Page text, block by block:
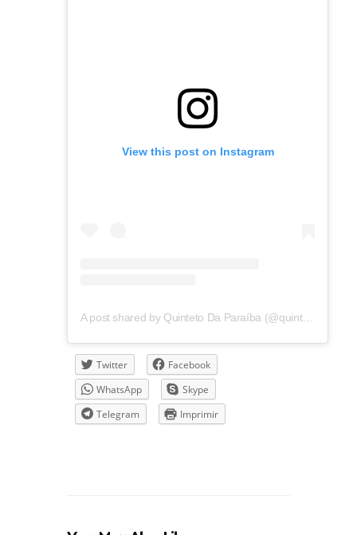
View this post on Instagram
A post shared by Quinteto Da Paraíba (@quintetodaparaiba)
Twitter
Facebook
WhatsApp
Skype
Telegram
Imprimir